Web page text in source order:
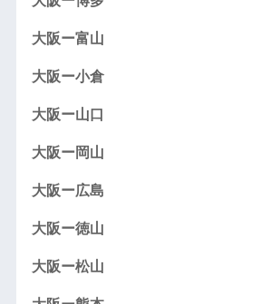
大阪ー富山
大阪ー小倉
大阪ー山口
大阪ー岡山
大阪ー広島
大阪ー徳山
大阪ー松山